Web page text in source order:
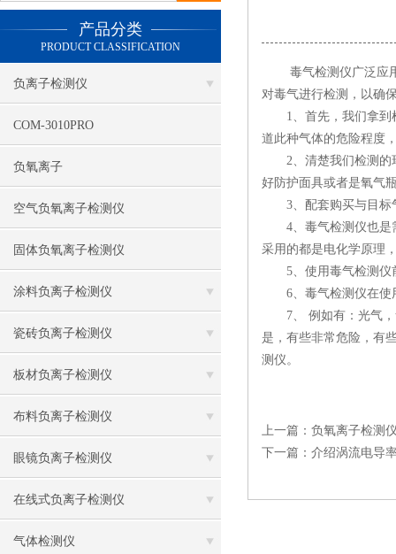
产品分类
PRODUCT CLASSIFICATION
负离子检测仪
COM-3010PRO
负氧离子
空气负氧离子检测仪
固体负氧离子检测仪
涂料负离子检测仪
瓷砖负离子检测仪
板材负离子检测仪
布料负离子检测仪
眼镜负离子检测仪
在线式负离子检测仪
气体检测仪
毒气检测仪广泛应用
对毒气进行检测，以确
1、首先，我们拿到检
道此种气体的危险程度
2、清楚我们检测的环
好防护面具或者是氧气
3、配套购买与目标气
4、毒气检测仪也是需
采用的都是电化学原理
5、使用毒气检测仪
6、毒气检测仪在使用
7、 例如有：光气，
是，有些非常危险，有
测仪。
上一篇： 负氧离子检测
下一篇： 介绍涡流电导